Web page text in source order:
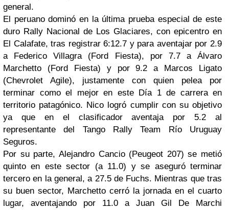
general.
El peruano dominó en la última prueba especial de este
duro Rally Nacional de Los Glaciares, con epicentro en
El Calafate, tras registrar 6:12.7 y para aventajar por 2.9
a Federico Villagra (Ford Fiesta), por 7.7 a Álvaro
Marchetto (Ford Fiesta) y por 9.2 a Marcos Ligato
(Chevrolet Agile), justamente con quien pelea por
terminar como el mejor en este Día 1 de carrera en
territorio patagónico. Nico logró cumplir con su objetivo
ya que en el clasificador aventaja por 5.2 al
representante del Tango Rally Team Río Uruguay
Seguros.
Por su parte, Alejandro Cancio (Peugeot 207) se metió
quinto en este sector (a 11.0) y se aseguró terminar
tercero en la general, a 27.5 de Fuchs. Mientras que tras
su buen sector, Marchetto cerró la jornada en el cuarto
lugar, aventajando por 11.0 a Juan Gil De Marchi